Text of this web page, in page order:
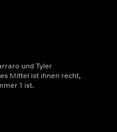
und Tyler
Mittel ist ihnen recht,
1 ist.